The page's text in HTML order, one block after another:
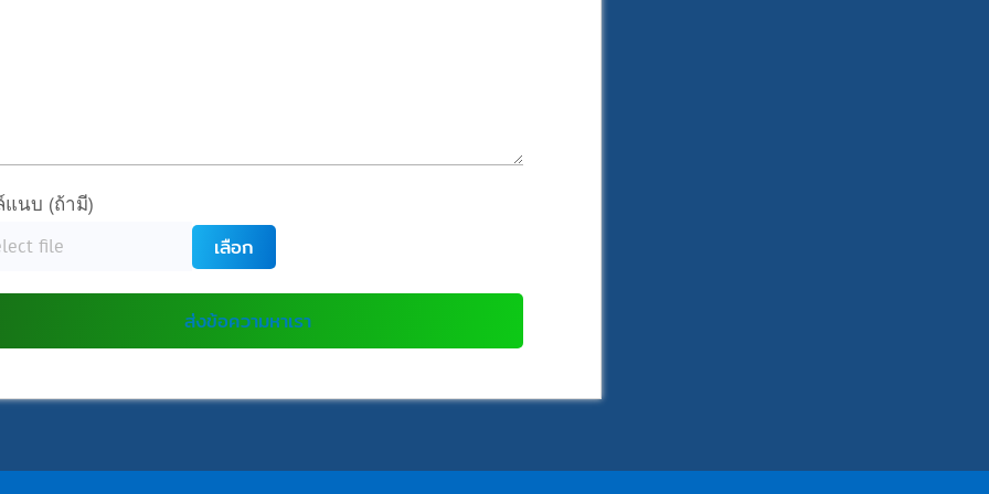
แนบ (ถ้ามี)
เลือก
ส่งข้อความหาเรา